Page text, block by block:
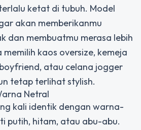
ketat di tubuh. Model
akan memberikanmu
dan membuatmu merasa lebih
memilih kaos oversize, kemeja
atau celana jogger
tetap terlihat stylish.
Netral
kali identik dengan warna-
putih, hitam, atau abu-abu.